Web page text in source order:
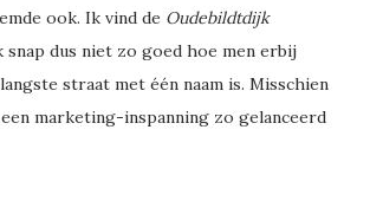
ook. Ik vind de Oudebildtdijk
snap dus niet zo goed hoe men erbij
straat met één naam is. Misschien
marketing-inspanning zo gelanceerd